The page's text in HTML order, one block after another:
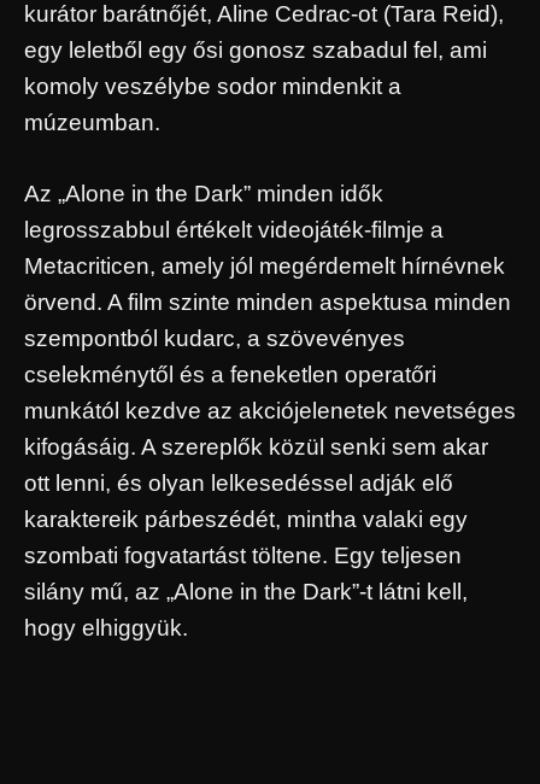
kurátor barátnőjét, Aline Cedrac-ot (Tara Reid),
egy leletből egy ősi gonosz szabadul fel, ami
komoly veszélybe sodor mindenkit a
múzeumban.
Az „Alone in the Dark” minden idők
legrosszabbul értékelt videojáték-filmje a
Metacriticen, amely jól megérdemelt hírnévnek
örvend. A film szinte minden aspektusa minden
szempontból kudarc, a szövevényes
cselekménytől és a feneketlen operatőri
munkától kezdve az akciójelenetek nevetséges
kifogásáig. A szereplők közül senki sem akar
ott lenni, és olyan lelkesedéssel adják elő
karaktereik párbeszédét, mintha valaki egy
szombati fogvatartást töltene. Egy teljesen
silány mű, az „Alone in the Dark”-t látni kell,
hogy elhiggyük.